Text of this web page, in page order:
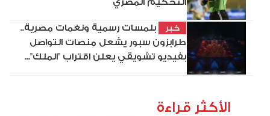
خبر
بلمسات رسمية ونغمات مصرية..
طرابزون سبور يشعل منصات التواصل
بفيديو تشويقي يعلن اقتراب "الملك"...
الأكثر قراءة